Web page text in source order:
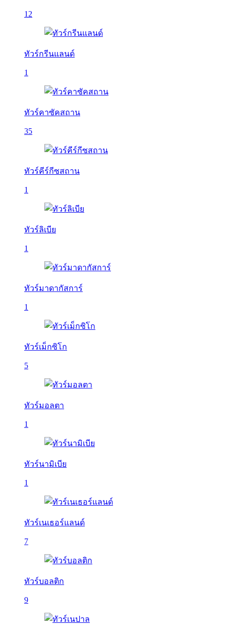
12
ทัวร์กรีนแลนด์
1
ทัวร์คาซัคสถาน
35
ทัวร์คีร์กีซสถาน
1
ทัวร์ลิเบีย
1
ทัวร์มาดากัสการ์
1
ทัวร์เม็กซิโก
5
ทัวร์มอลตา
1
ทัวร์นามิเบีย
1
ทัวร์เนเธอร์แลนด์
7
ทัวร์บอลติก
9